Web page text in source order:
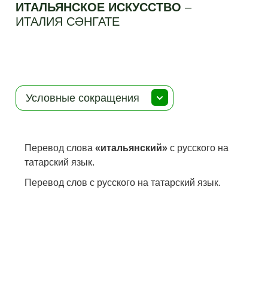
ИТАЛЬЯНСКОЕ ИСКУССТВО–
ИТАЛИЯ СӘНГАТЕ
Условные сокращения
Перевод слова«итальянский» с русского на
татарский язык.
Перевод слов с русского на татарский язык.